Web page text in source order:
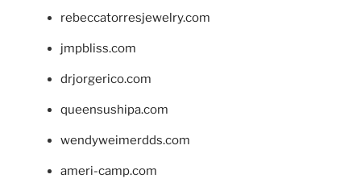
rebeccatorresjewelry.com
jmpbliss.com
drjorgerico.com
queensushipa.com
wendyweimerdds.com
ameri-camp.com